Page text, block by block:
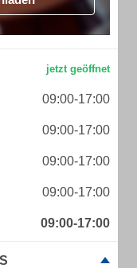
09:00-17:00
09:00-17:00
09:00-17:00
09:00-17:00
09:00-17:00